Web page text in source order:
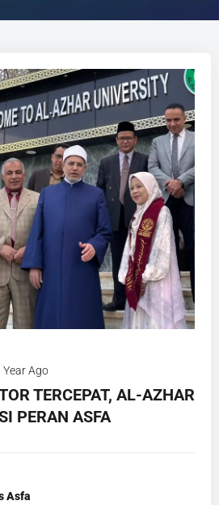
Year Ago
TERCEPAT, AL-AZHAR
PERAN ASFA
Asfa